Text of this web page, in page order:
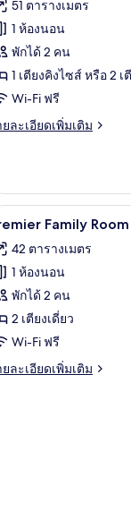
51 ตารางเมตร
1 ห้องนอน
พักได้ 2 คน
1 เตียงคิงไซส์ หรือ 2 เ
Wi-Fi ฟรี
ยละเอียดเพิ่มเติม
ำงาน
บพรีเมียม, มินิบาร์, ตู้นิรภั
ด
พถ่าย
หมด
ง
3 Family Room
42 ตารางเมตร
1 ห้องนอน
พักได้ 2 คน
2 เตียงเดี่ยว
Wi-Fi ฟรี
ยละเอียดเพิ่มเติม